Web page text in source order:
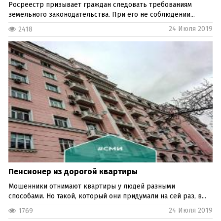
Росреестр призывает граждан следовать требованиям
земельного законодательства. При его не соблюдении...
2418
24 Июля 2019
Пенсионер из дорогой квартиры
Мошенники отнимают квартиры у людей разными
способами. Но такой, который они придумали на сей раз, в...
1769
24 Июля 2019